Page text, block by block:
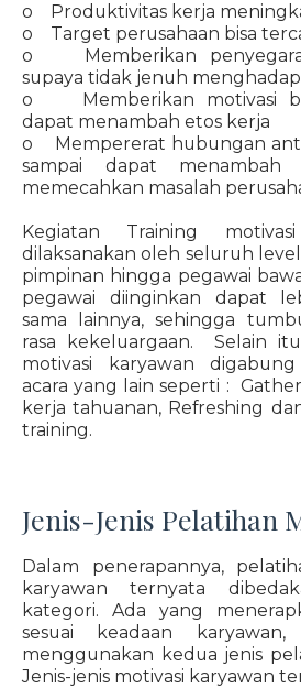
o Produktivitas kerja
o Target perusahaan bisa
o Memberikan
supaya tidak jenuh
o Memberikan motivasi
dapat menambah etos kerja
o Mempererat hubungan
sampai dapat menambah
memecahkan masalah
Kegiatan Training
dilaksanakan oleh seluruh
pimpinan hingga pegawai
pegawai diinginkan dapat
sama lainnya, sehingga
rasa kekeluargaan. Selain
motivasi karyawan
acara yang lain seperti :
kerja tahuanan, Refreshing
training.
Jenis-Jenis Pelatihan
Dalam penerapannya,
karyawan ternyata
kategori. Ada yang
sesuai keadaan
menggunakan kedua jenis
Jenis-jenis motivasi karyawan